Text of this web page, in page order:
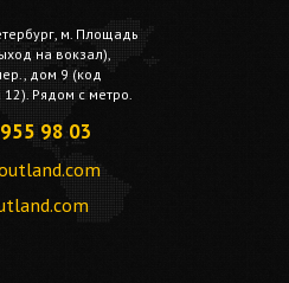
м. Площадь
на вокзал),
дом 9 (код
Рядом с метро.
98 03